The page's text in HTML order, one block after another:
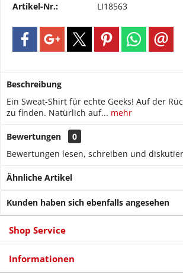
Artikel-Nr.: LI18563
Beschreibung
Ein Sweat-Shirt für echte Geeks! Auf der
zu finden. Natürlich auf... mehr
Bewertungen
0
Bewertungen lesen, schreiben und
Ähnliche Artikel
Kunden haben sich ebenfalls angesehen
Shop Service
Informationen